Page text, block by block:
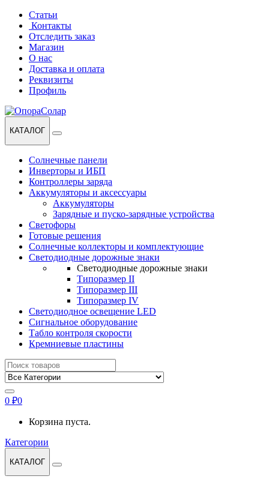
Перейти
навигации
Перейти
содержанию
Статьи
Контакты
Отследить заказ
Магазин
О нас
Доставка и оплата
Реквизиты
Профиль
КАТАЛОГ
Солнечные панели
Инверторы и ИБП
Контроллеры заряда
Аккумуляторы и аксессуары
Аккумуляторы
Зарядные и пуско-зарядные устройства
Светофоры
Готовые решения
Солнечные коллекторы и комплектующие
Светодиодные дорожные знаки
Светодиодные дорожные знаки
Типоразмер II
Типоразмер III
Типоразмер IV
Светодиодное освещение LED
Сигнальное оборудование
Табло контроля скорости
Кремниевые пластины
Найти:
0 ₽0
Корзина пуста.
Категории
КАТАЛОГ